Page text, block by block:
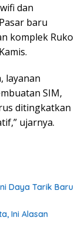
dan
baru
komplek Ruko
layanan
SIM,
ditingkatkan
ujarnya.
Daya Tarik Baru
Ini Alasan